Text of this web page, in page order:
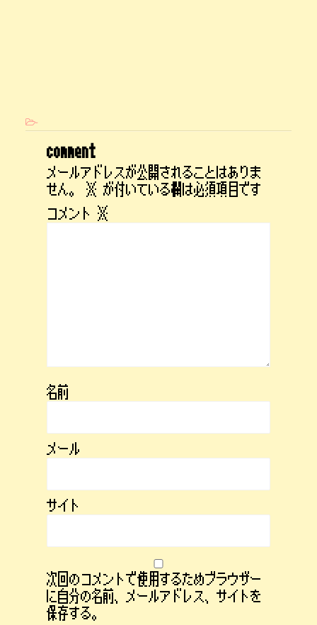
-
comment
メールアドレスが公開されることはありま
せん。
※ が付いている欄は必須項目です
コメント ※
名前
メール
サイト
次回のコメントで使用するためブラウザー
に自分の名前、メールアドレス、サイトを
保存する。